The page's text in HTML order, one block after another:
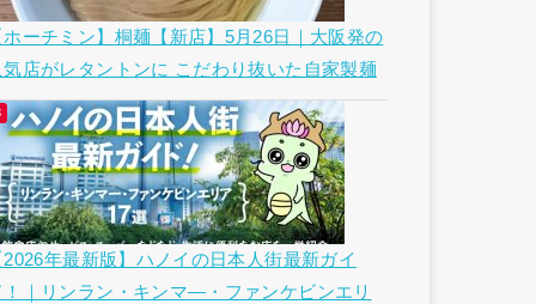
ホーチミン】桐麺【新店】5月26日｜大阪発の
気店がレタントンに こだわり抜いた自家製麺
2026年最新版】ハノイの日本人街最新ガイ
！｜リンラン・キンマ―・ファンケビンエリ